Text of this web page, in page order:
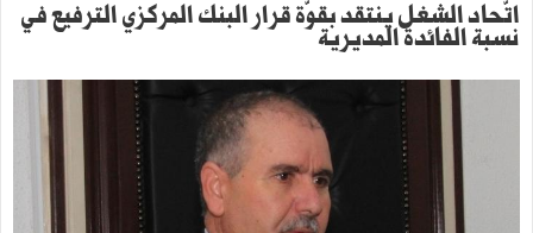
اتّحاد الشغل ينتقد بقوّة قرار البنك المركزي الترفيع في
نسبة الفائدة المديرية